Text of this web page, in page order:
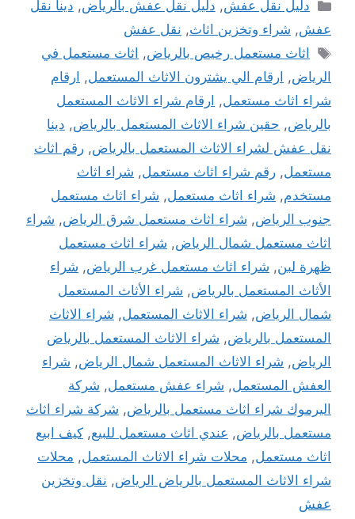
دليل نقل عفش, دليل نقل عفش بالرياض, دينا نقل
عفش, شراء وتخزين اثاث, نقل عفش
الوسوم
اثاث مستعمل رخيص بالرياض, اثاث مستعمل في
الرياض, ارقام الي يشترون الاثاث المستعمل, ارقام
شراء اثاث مستعمل, ارقام شراء الاثاث المستعمل
بالرياض, حقين شراء الاثاث المستعمل بالرياض, دينا
نقل عفش لشراء الاثاث المستعمل بالرياض, رقم اثاث
مستعمل, رقم شراء اثاث مستعمل, شراء اثاث
مستخدم, شراء اثاث مستعمل, شراء اثاث مستعمل
جنوب الرياض, شراء اثاث مستعمل شرق الرياض, شراء
اثاث مستعمل شمال الرياض, شراء اثاث مستعمل
ظهرة لبن, شراء اثاث مستعمل غرب الرياض, شراء
الأثاث المستعمل بالرياض, شراء الأثاث المستعمل
شمال الرياض, شراء الاثاث المستعمل, شراء الاثاث
المستعمل بالرياض, شراء الاثاث المستعمل بالرياض
الرياض, شراء الاثاث المستعمل شمال الرياض, شراء
العفش المستعمل, شراء عفش مستعمل, شركة
اليرموك شراء اثاث مستعمل بالرياض, شركة شراء اثاث
مستعمل بالرياض, عندي اثاث مستعمل للبيع, كيف ابيع
اثاث مستعمل, محلات شراء الاثاث المستعمل, محلات
شراء الاثاث المستعمل بالرياض الرياض, نقل وتخزين
عفش